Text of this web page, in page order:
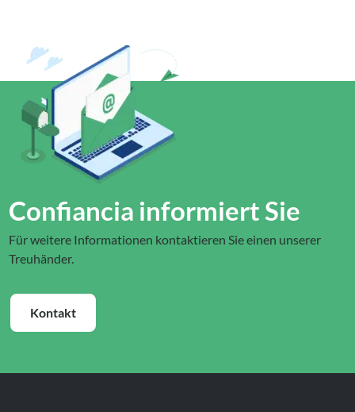
Confiancia informiert Sie
Für weitere Informationen kontaktieren Sie einen unserer
Treuhänder.
Kontakt